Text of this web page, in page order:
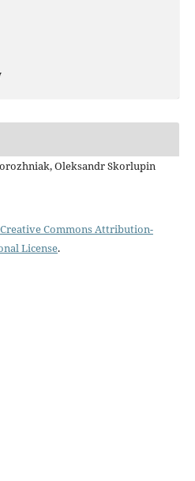
Oleksandr Skorlupin
Creative Commons Attribution-
License.